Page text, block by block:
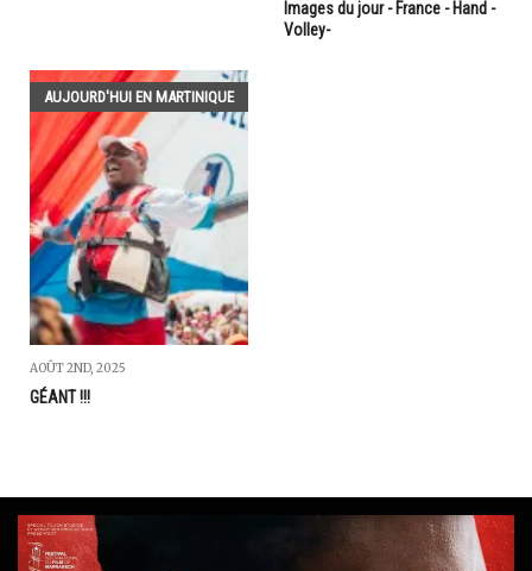
Images du jour - France - Hand -
Volley-
AUJOURD'HUI EN MARTINIQUE
AOÛT 2ND, 2025
GÉANT !!!